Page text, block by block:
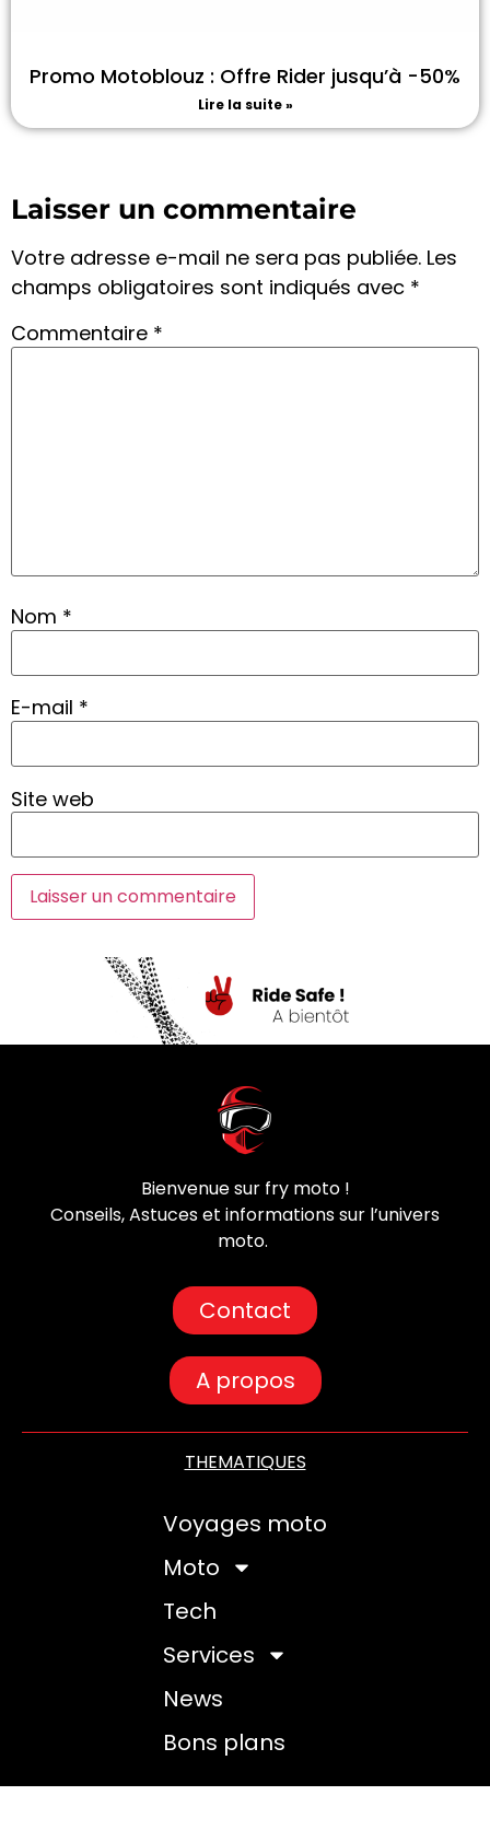
Promo Motoblouz : Offre Rider jusqu’à -50%
Lire la suite »
Laisser un commentaire
Votre adresse e-mail ne sera pas publiée. Les
champs obligatoires sont indiqués avec *
Commentaire *
Nom *
E-mail *
Site web
Bienvenue sur fry moto !
Conseils, Astuces et informations sur l’univers
moto.
Contact
A propos
THEMATIQUES
Voyages moto
Moto
Tech
Services
News
Bons plans